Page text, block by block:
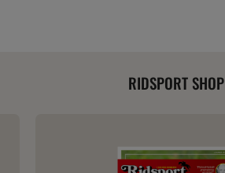
RIDSPORT SHOP